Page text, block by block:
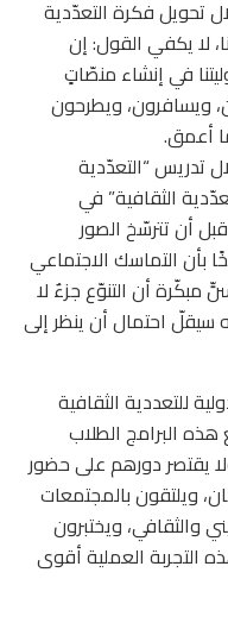
تحويل فكرة التعدّدية
لا يكفي القول: إن
في إنشاء منصّاتٍ
ويسافرون، ويطرحون
أعمق.
تدريس “التعدّدية
الثقافية” في
أن تترسّخ الصور
بأن التماسك الاجتماعي
مبكّرة أن التنوّع جزءٌ لا
سيقلّ احتمال أن ينظر إلى
للتعددية الثقافية
البرامج الطلاب
يقتصر دورهم على حضور
ويلتقون بالمجتمعات
والثقافي، ويختبرون
التجربة العملية أقوى